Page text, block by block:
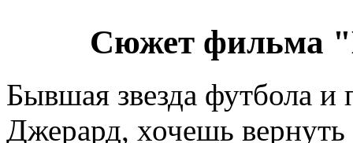
Сюжет фильма
Бывшая звезда футбола и
Джерард, хочешь